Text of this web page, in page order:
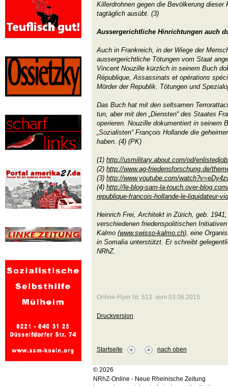
Killerdrohnen gegen die Bevölkerung
tagtäglich ausübt. (3)
Aussergerichtliche Hinrichtungen auch
Auch in Frankreich, in der Wiege der
aussergerichtliche Tötungen vom Staat
Vincent Nouzille kürzlich in seinem Buch
République, Assassinats et opérations
Mörder der Republik. Tötungen und
Das Buch hat mit den seltsamen
tun, aber mit den „Diensten“ des Staates
operieren. Nouzille dokumentiert in seinem
„Sozialisten“ François Hollande die
haben. (4) (PK)
(1) http://usmilitary.about.com/od/
(2) http://www.ag-friedensforschung.de/
(3) http://www.youtube.com/
(4) http://le-blog-sam-la-touch.over-
republique-francois-hollande-le-liquidateur-
Heinrich Frei, Architekt in Zürich, geb.
verschiedenen friedenspolitischen
Kalmo (www.swisso-kalmo.ch), eine
in Somalia unterstützt. Er schreibt
NRhZ.
Online-Flyer Nr. 513 vom 03.06.2015
Druckversion
Startseite nach oben
© 2026
NRhZ-Online - Neue Rheinische Zeitung